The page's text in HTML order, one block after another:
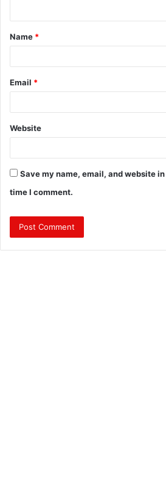
t
*
Name *
Email *
Website
Save my name, email, and website
time I comment.